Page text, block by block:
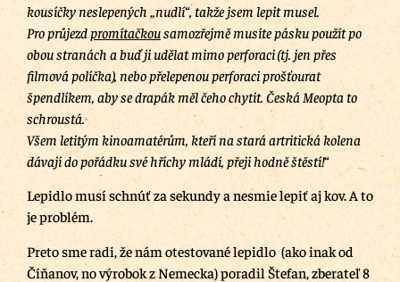
kousíčky neslepených „nudlí“, takže jsem lepit musel.
Pro průjezdpromítačkousamozřejmě musíte pásku použít po
obou stranách a buď ji udělat mimo perforaci (tj. jen přes
filmová políčka), nebo přelepenou perforaci prošťourat
špendlíkem, aby se drapák měl čeho chytit. Česká Meopta to
schroustá.
Všem letitým kinoamatérům, kteří na stará artritická kolena
dávají do pořádku své hříchy mládí, přeji hodně štěstí!“
Lepidlo musí schnúť za sekundy a nesmie lepiť aj kov. A to
je problém.
Preto sme radi, že nám otestované lepidlo (ako inak od
Číňanov, no výrobok z Nemecka) poradil Štefan, zberateľ 8